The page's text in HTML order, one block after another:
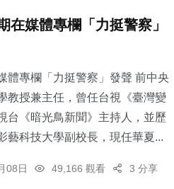
在媒體專欄「力挺警察」
體專欄「力挺警察」發聲 前中央
教授兼主任，曾任台視《臺灣變
台《暗光鳥新聞》主持人，並歷
藝科技大學副校長，現任華夏...
08日 49,166 觀看 3 分享
243+ 85